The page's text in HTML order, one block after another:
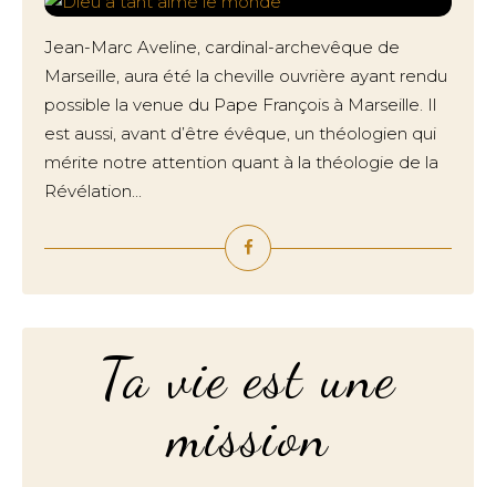
Jean-Marc Aveline, cardinal-archevêque de
Marseille, aura été la cheville ouvrière ayant rendu
possible la venue du Pape François à Marseille. Il
est aussi, avant d’être évêque, un théologien qui
mérite notre attention quant à la théologie de la
Révélation...
Ta vie est une
mission